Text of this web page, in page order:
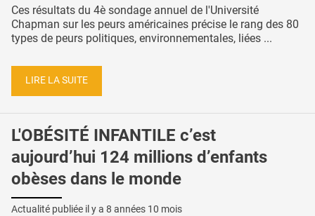
Ces résultats du 4è sondage annuel de l'Université
Chapman sur les peurs américaines précise le rang des 80
types de peurs politiques, environnementales, liées ...
LIRE LA SUITE
L'OBÉSITÉ INFANTILE c’est
aujourd’hui 124 millions d’enfants
obèses dans le monde
Actualité publiée il y a 8 années 10 mois